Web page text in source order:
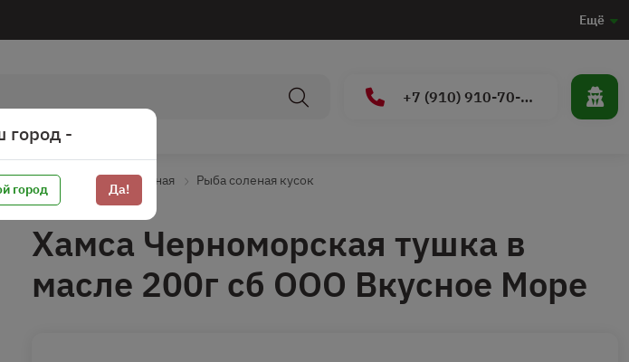
Ещё
+7 (910) 910-70-15
соленая Рыба соленая Рыба соленая кусок
Хамса Черноморская тушка в
масле 200г сб ООО Вкусное Море
город -
город Да!